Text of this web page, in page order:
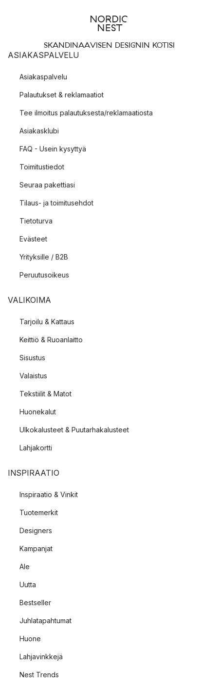
SKANDINAAVISEN DESIGNIN KOTISI
ASIAKASPALVELU
Asiakaspalvelu
Palautukset & reklamaatiot
Tee ilmoitus palautuksesta/reklamaatiosta
Asiakasklubi
FAQ - Usein kysyttyä
Toimitustiedot
Seuraa pakettiasi
Tilaus- ja toimitusehdot
Tietoturva
Evästeet
Yrityksille / B2B
Peruutusoikeus
VALIKOIMA
Tarjoilu & Kattaus
Keittiö & Ruoanlaitto
Sisustus
Valaistus
Tekstiilit & Matot
Huonekalut
Ulkokalusteet & Puutarhakalusteet
Lahjakortti
INSPIRAATIO
Inspiraatio & Vinkit
Tuotemerkit
Designers
Kampanjat
Ale
Uutta
Bestseller
Juhlatapahtumat
Huone
Lahjavinkkejä
Nest Trends